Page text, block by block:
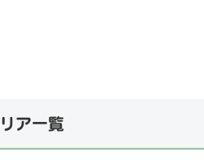
ア一覧